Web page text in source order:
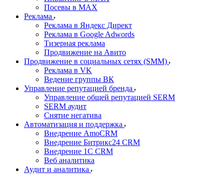
Посевы в MAX
Реклама
Реклама в Яндекс Директ
Реклама в Google Adwords
Тизерная реклама
Продвижение на Авито
Продвижение в социальных сетях (SMM)
Реклама в VK
Ведение группы ВК
Управление репутацией бренда
Управление общей репутацией SERM
SERM аудит
Снятие негатива
Автоматизация и поддержка
Внедрение AmoCRM
Внедрение Битрикс24 CRM
Внедрение 1C CRM
Веб аналитика
Аудит и аналитика